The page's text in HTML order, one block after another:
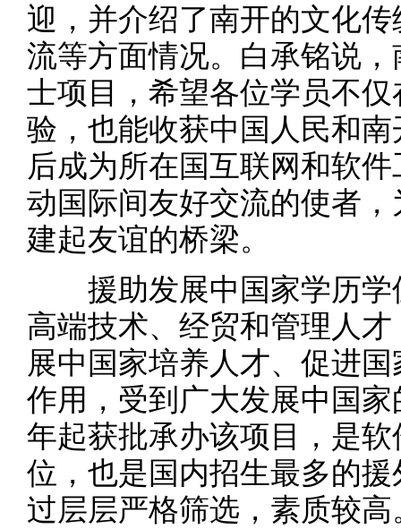
迎，并介绍了南开的文化
流等方面情况。白承铭说
士项目，希望各位学员不
验，也能收获中国人民和
后成为所在国互联网和软
动国际间友好交流的使者
建起友谊的桥梁。
援助发展中国家学历学
高端技术、经贸和管理人
展中国家培养人才、促进
作用，受到广大发展中国
年起获批承办该项目，是
位，也是国内招生最多的
过层层严格筛选，素质较